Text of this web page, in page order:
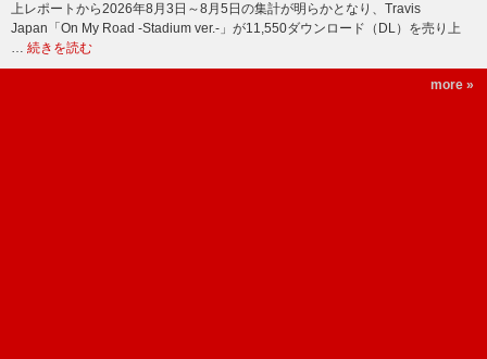
上レポートから2026年8月3日～8月5日の集計が明らかとなり、Travis
Japan「On My Road -Stadium ver.-」が11,550ダウンロード（DL）を売り上
… 続きを読む
more »